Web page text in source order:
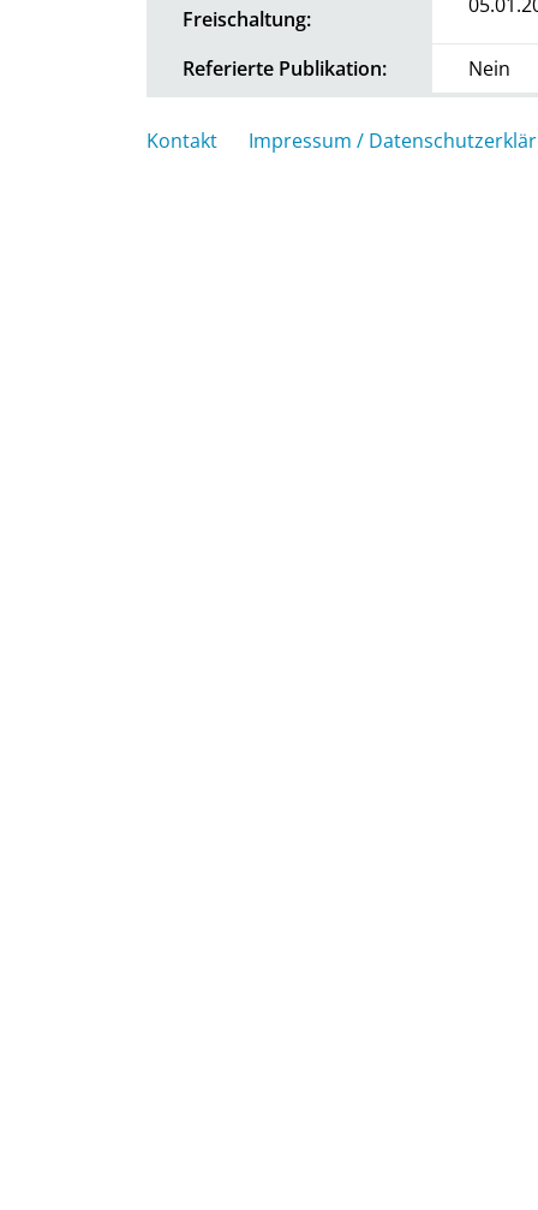
Freischaltung:
Referierte Publikation: Nein
Kontakt Impressum /